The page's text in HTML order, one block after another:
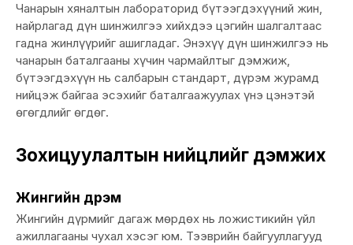
Чанарын хяналтын лабораторид бүтээгдэхүүний жин,
найрлагад дүн шинжилгээ хийхдээ цэгийн шалгалтаас
гадна жинлүүрийг ашигладаг. Энэхүү дүн шинжилгээ нь
чанарын баталгааны хүчин чармайлтыг дэмжиж,
бүтээгдэхүүн нь салбарын стандарт, дүрэм журамд
нийцэж байгаа эсэхийг баталгаажуулах үнэ цэнэтэй
өгөгдлийг өгдөг.
Зохицуулалтын нийцлийг дэмжих
Жингийн дүрэм
Жингийн дүрмийг дагаж мөрдөх нь ложистикийн үйл
ажиллагааны чухал хэсэг юм. Тээврийн байгууллагууд